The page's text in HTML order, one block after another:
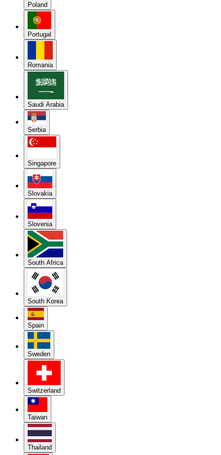
Poland
Portugal
Romania
Saudi Arabia
Serbia
Singapore
Slovakia
Slovenia
South Africa
South Korea
Spain
Sweden
Switzerland
Taiwan
Thailand